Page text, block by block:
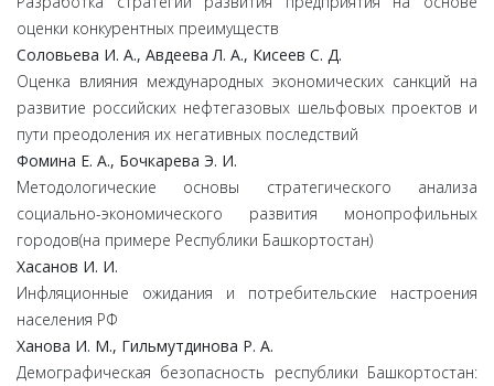
оценки конкурентных преимуществ
Соловьева И. А., Авдеева Л. А., Кисеев С. Д.
Оценка влияния международных экономических санкций на
развитие российских нефтегазовых шельфовых проектов и
пути преодоления их негативных последствий
Фомина Е. А., Бочкарева Э. И.
Методологические основы стратегического анализа
социально-экономического развития монопрофильных
городов(на примере Республики Башкортостан)
Хасанов И. И.
Инфляционные ожидания и потребительские настроения
населения РФ
Ханова И. М., Гильмутдинова Р. А.
Демографическая безопасность республики Башкортостан: